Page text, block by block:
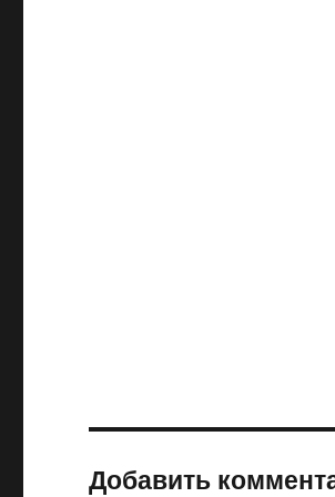
Добавить